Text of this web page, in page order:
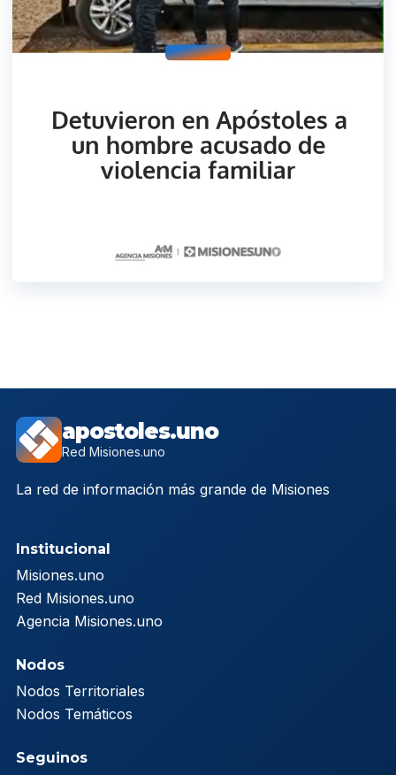
apostoles.uno
Red Misiones.uno
La red de información más grande de Misiones
Institucional
Misiones.uno
Red Misiones.uno
Agencia Misiones.uno
Nodos
Nodos Territoriales
Nodos Temáticos
Seguinos